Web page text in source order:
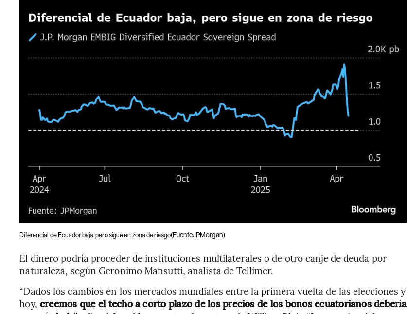
Diferencial de Ecuador baja, pero sigue en zona de riesgo(FuenteJPMorgan)
El dinero podría proceder de instituciones multilaterales o de otro canje de deuda por
naturaleza, según Geronimo Mansutti, analista de Tellimer.
“Dados los cambios en los mercados mundiales entre la primera vuelta de las elecciones y
hoy, creemos que el techo a corto plazo de los precios de los bonos ecuatorianos debería